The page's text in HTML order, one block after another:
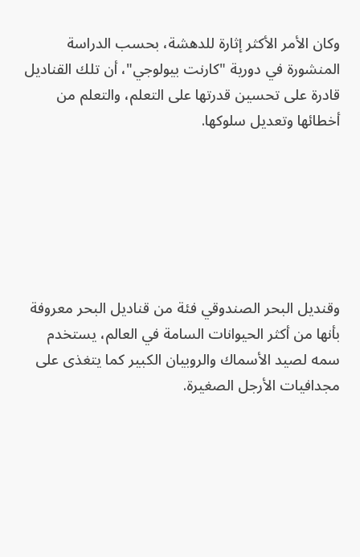
وكان الأمر الأكثر إثارة للدهشة، بحسب الدراسة
المنشورة في دورية "كارنت بيولوجي"، أن تلك القناديل
قادرة على تحسين قدرتها على التعلم، والتعلم من
أخطائها وتعديل سلوكها.
وقنديل البحر الصندوقي فئة من قناديل البحر معروفة
بأنها من أكثر الحيوانات السامة في العالم، يستخدم
سمه لصيد الأسماك والروبيان الكبير كما يتغذى على
مجدافيات الأرجل الصغيرة.